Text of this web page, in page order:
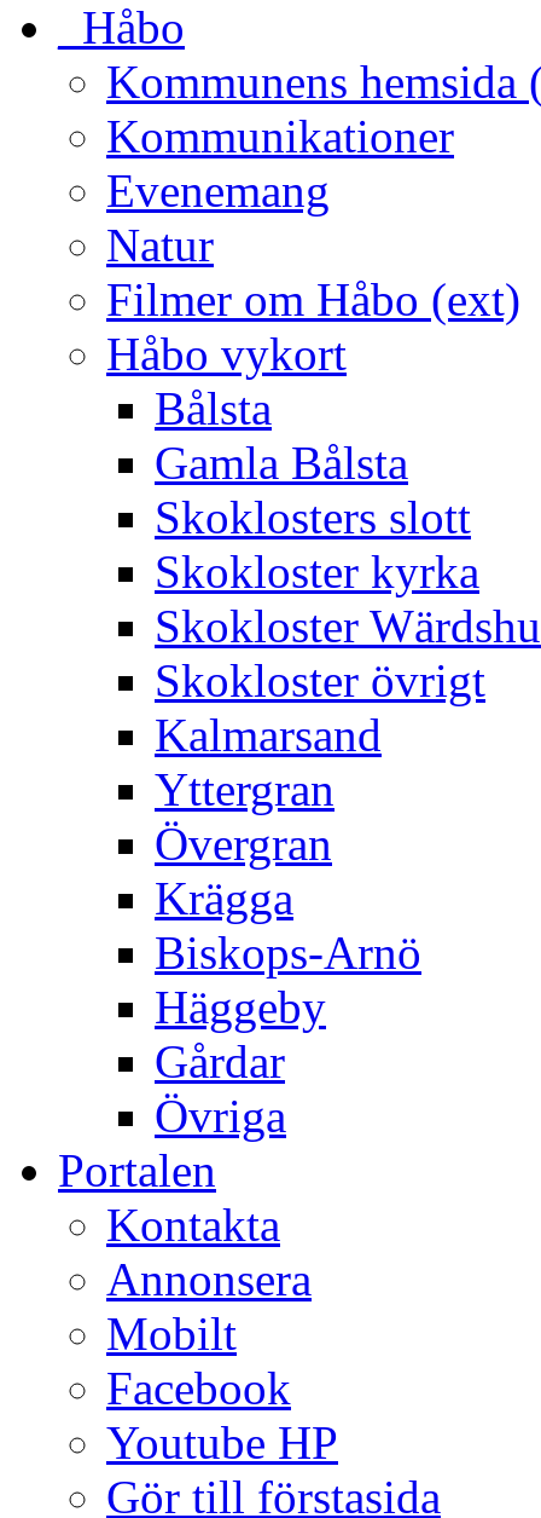
_Håbo
Kommunens hemsida
Kommunikationer
Evenemang
Natur
Filmer om Håbo (ext)
Håbo vykort
Bålsta
Gamla Bålsta
Skoklosters slott
Skokloster kyrka
Skokloster
Skokloster övrigt
Kalmarsand
Yttergran
Övergran
Krägga
Biskops-Arnö
Häggeby
Gårdar
Övriga
Portalen
Kontakta
Annonsera
Mobilt
Facebook
Youtube HP
Gör till förstasida